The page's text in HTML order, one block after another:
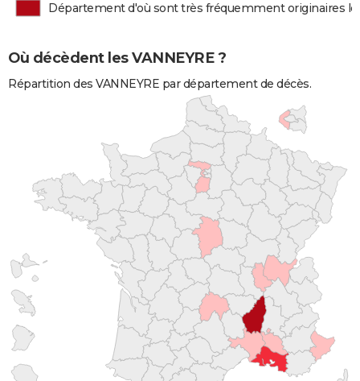
Département d'où sont très fréquemment originaires
Où décèdent les VANNEYRE ?
Répartition des VANNEYRE par département de décès.